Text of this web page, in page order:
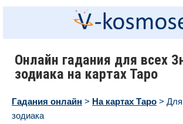
Онлайн гадания для всех
зодиака на картах Таро
Гадания онлайн > На картах Таро > Для
зодиака